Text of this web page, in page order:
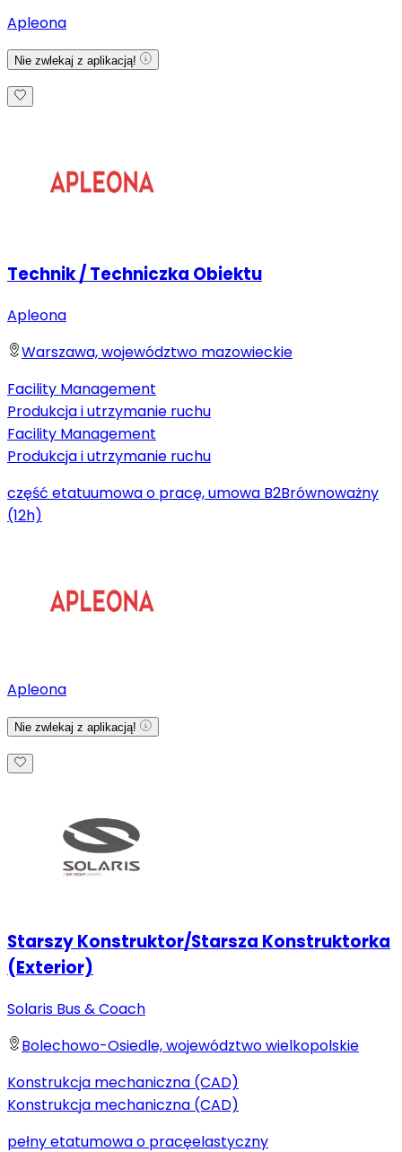
Apleona
Nie zwlekaj z aplikacją!
Technik / Techniczka Obiektu
Apleona
Warszawa, województwo mazowieckie
Facility Management
Produkcja i utrzymanie ruchu
Facility Management
Produkcja i utrzymanie ruchu
część etatuumowa o pracę, umowa B2Brównoważny
(12h)
Apleona
Nie zwlekaj z aplikacją!
Starszy Konstruktor/Starsza Konstruktorka
(Exterior)
Solaris Bus & Coach
Bolechowo-Osiedle, województwo wielkopolskie
Konstrukcja mechaniczna (CAD)
Konstrukcja mechaniczna (CAD)
pełny etatumowa o pracęelastyczny